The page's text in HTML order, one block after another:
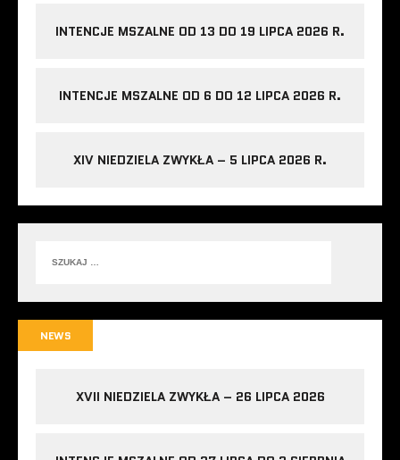
INTENCJE MSZALNE OD 13 DO 19 LIPCA 2026 R.
INTENCJE MSZALNE OD 6 DO 12 LIPCA 2026 R.
XIV NIEDZIELA ZWYKŁA – 5 LIPCA 2026 R.
NEWS
XVII NIEDZIELA ZWYKŁA – 26 LIPCA 2026